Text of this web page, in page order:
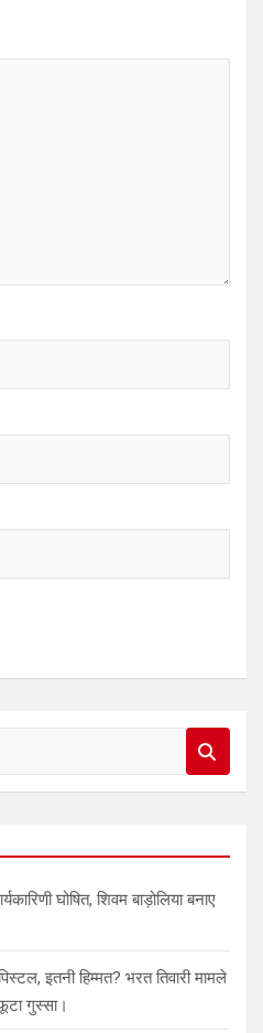
घोषित, शिवम बाड़ोलिया बनाए
इतनी हिम्मत? भरत तिवारी मामले
गुस्सा।